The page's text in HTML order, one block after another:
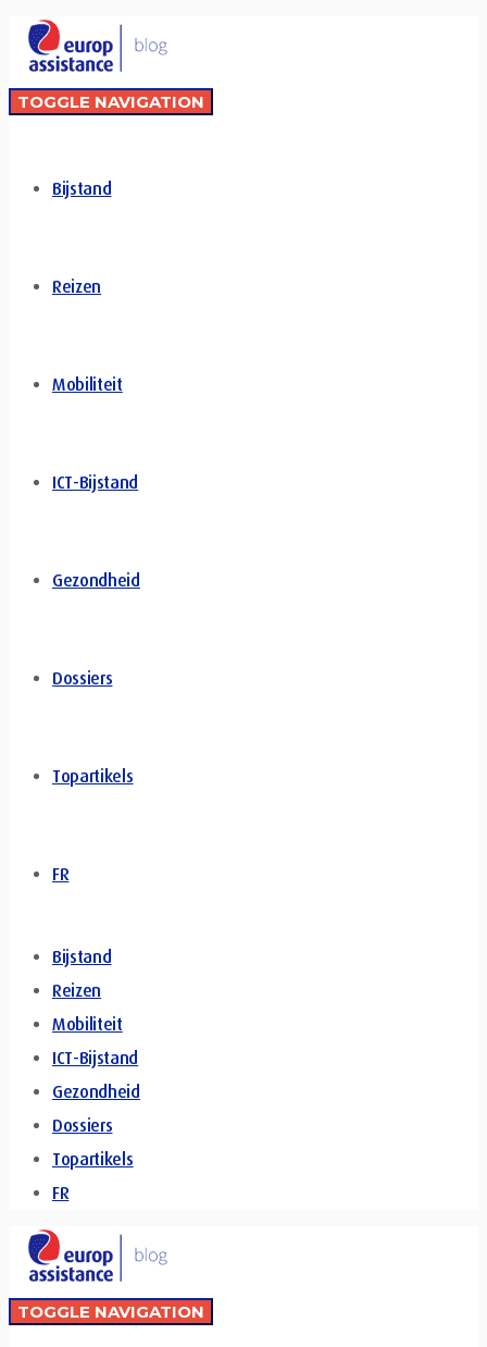
TOGGLE NAVIGATION
Bijstand
Reizen
Mobiliteit
ICT-Bijstand
Gezondheid
Dossiers
Topartikels
FR
Bijstand
Reizen
Mobiliteit
ICT-Bijstand
Gezondheid
Dossiers
Topartikels
FR
TOGGLE NAVIGATION